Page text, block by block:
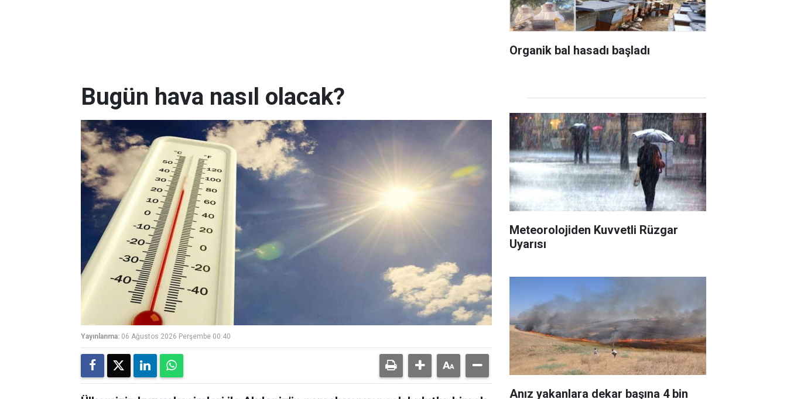
Organik bal hasadı başladı
Bugün hava nasıl olacak?
Yayınlanma: 06 Ağustos 2026 Perşembe 00:40
Meteorolojiden Kuvvetli Rüzgar
Uyarısı
Anız yakanlara dekar başına 4 bin